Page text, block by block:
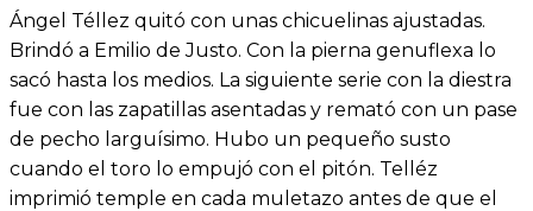
Ángel Téllez quitó con unas chicuelinas ajustadas.
Brindó a Emilio de Justo. Con la pierna genuflexa lo
sacó hasta los medios. La siguiente serie con la diestra
fue con las zapatillas asentadas y remató con un pase
de pecho larguísimo. Hubo un pequeño susto
cuando el toro lo empujó con el pitón. Telléz
imprimió temple en cada muletazo antes de que el